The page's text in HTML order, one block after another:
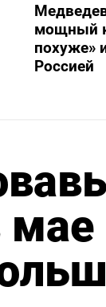
мощный
похуже»
Россией